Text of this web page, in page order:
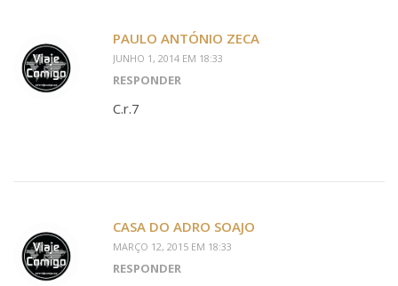
PAULO ANTÓNIO ZECA
JUNHO 1, 2014 EM 18:33
RESPONDER
C.r.7
CASA DO ADRO SOAJO
MARÇO 12, 2015 EM 18:33
RESPONDER